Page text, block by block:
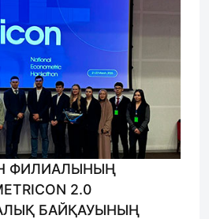
ФИЛИАЛЫНЫҢ
2.0
БАЙҚАУЫНЫҢ